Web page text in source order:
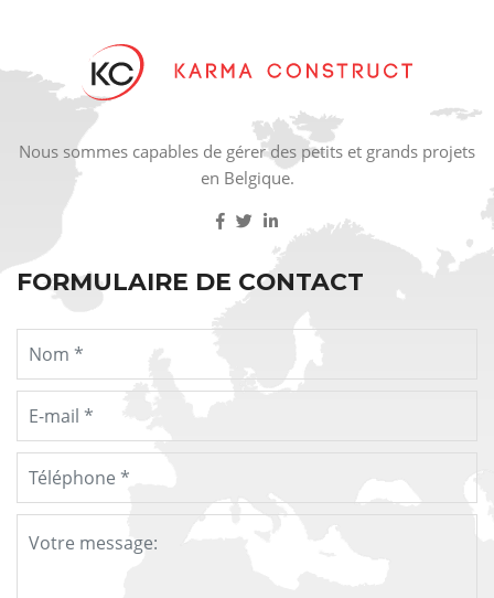
Nous sommes capables de gérer des petits et grands projets
en Belgique.
FORMULAIRE DE CONTACT